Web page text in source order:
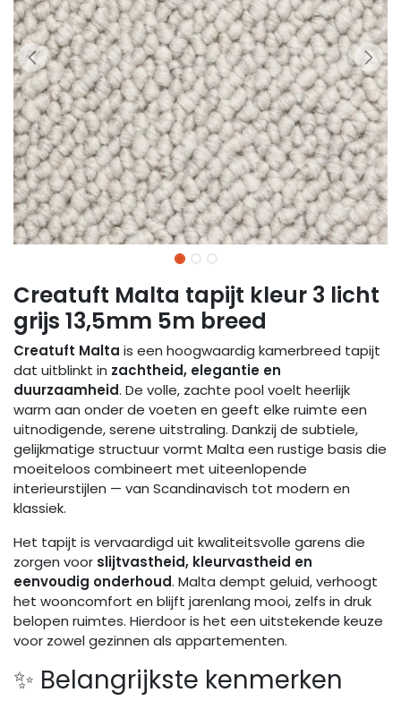
Creatuft Malta tapijt kleur 3 licht
grijs 13,5mm 5m breed
Creatuft Malta is een hoogwaardig kamerbreed tapijt
dat uitblinkt in zachtheid, elegantie en
duurzaamheid. De volle, zachte pool voelt heerlijk
warm aan onder de voeten en geeft elke ruimte een
uitnodigende, serene uitstraling. Dankzij de subtiele,
gelijkmatige structuur vormt Malta een rustige basis die
moeiteloos combineert met uiteenlopende
interieurstijlen — van Scandinavisch tot modern en
klassiek.
Het tapijt is vervaardigd uit kwaliteitsvolle garens die
zorgen voor slijtvastheid, kleurvastheid en
eenvoudig onderhoud. Malta dempt geluid, verhoogt
het wooncomfort en blijft jarenlang mooi, zelfs in druk
belopen ruimtes. Hierdoor is het een uitstekende keuze
voor zowel gezinnen als appartementen.
✨ Belangrijkste kenmerken